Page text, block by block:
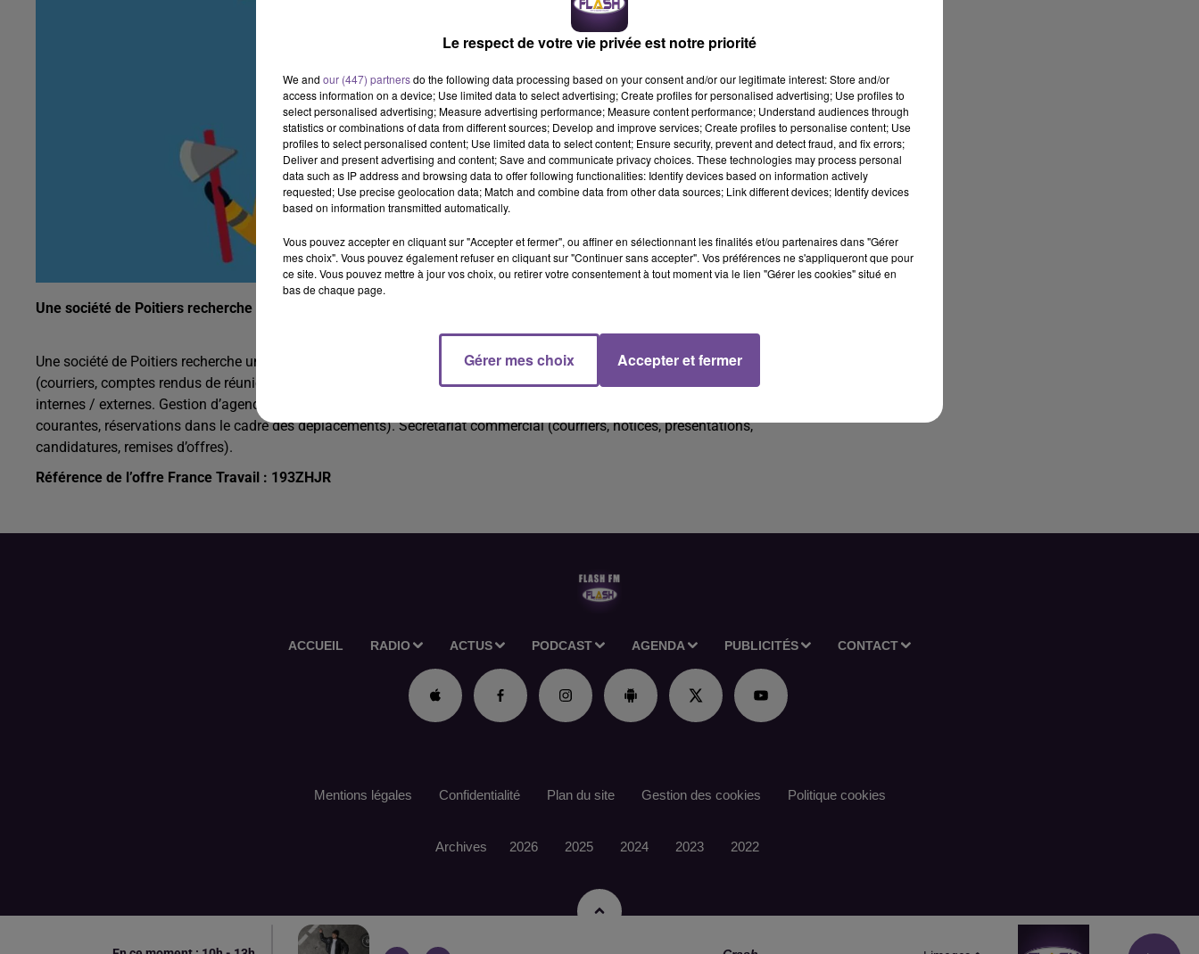
Une société de Poitiers recherche un assistant administratif (H/F).
Une société de Poitiers recherche un assistant administratif (H/F). Vos missions : rédaction et mise en forme de documents
(courriers, comptes rendus de réunions). Gestion et transmission de l'information auprès des différents interlocuteurs
internes / externes. Gestion d’agendas. Assurer les besoins logistiques de l'agence (événementiel, gestion des fournitures
courantes, réservations dans le cadre des déplacements). Secrétariat commercial (courriers, notices, présentations,
candidatures, remises d’offres).
Référence de l’offre France Travail : 193ZHJR
ACCUEIL RADIO ACTUS PODCAST AGENDA PUBLICITÉS CONTACT
Mentions légales Confidentialité Plan du site Gestion des cookies Politique cookies
Archives 2026 2025 2024 2023 2022
Le respect de votre vie privée est notre priorité
We and our (447) partnersdo the following data processing based on your consent and/or our legitimate interest: Store and/or
access information on a device; Use limited data to select advertising; Create profiles for personalised advertising; Use profiles to
select personalised advertising; Measure advertising performance; Measure content performance; Understand audiences through
statistics or combinations of data from different sources; Develop and improve services; Create profiles to personalise content; Use
profiles to select personalised content; Use limited data to select content; Ensure security, prevent and detect fraud, and fix errors;
Deliver and present advertising and content; Save and communicate privacy choices. These technologies may process personal
data such as IP address and browsing data to offer following functionalities: Identify devices based on information actively
requested; Use precise geolocation data; Match and combine data from other data sources; Link different devices; Identify devices
based on information transmitted automatically.
Vous pouvez accepter en cliquant sur "Accepter et fermer", ou affiner en sélectionnant les finalités et/ou partenaires dans "Gérer
mes choix". Vous pouvez également refuser en cliquant sur "Continuer sans accepter". Vos préférences ne s'appliqueront que pour
ce site. Vous pouvez mettre à jour vos choix, ou retirer votre consentement à tout moment via le lien "Gérer les cookies" situé en
bas de chaque page.
Gérer mes choix Accepter et fermer